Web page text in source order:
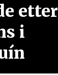
etter
i